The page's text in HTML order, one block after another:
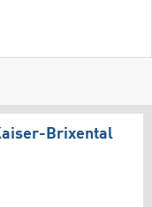
Brixental